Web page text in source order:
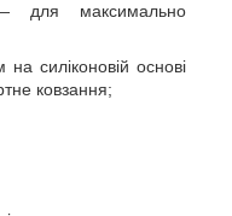
для максимально
силіконовій основі
ковзання;